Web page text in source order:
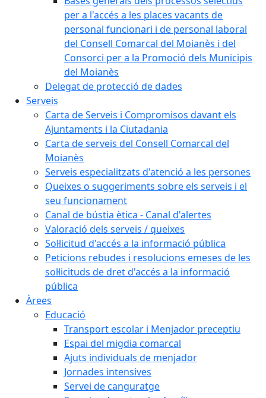
per a l'accés a les places vacants de
personal funcionari i de personal laboral
del Consell Comarcal del Moianès i del
Consorci per a la Promoció dels Municipis
del Moianès
Delegat de protecció de dades
Serveis
Carta de Serveis i Compromisos davant els
Ajuntaments i la Ciutadania
Carta de serveis del Consell Comarcal del
Moianès
Serveis especialitzats d'atenció a les persones
Queixes o suggeriments sobre els serveis i el
seu funcionament
Canal de bústia ètica - Canal d'alertes
Valoració dels serveis / queixes
Sol·licitud d'accés a la informació pública
Peticions rebudes i resolucions emeses de les
sol·licituds de dret d'accés a la informació
pública
Àrees
Educació
Transport escolar i Menjador preceptiu
Espai del migdia comarcal
Ajuts individuals de menjador
Jornades intensives
Servei de canguratge